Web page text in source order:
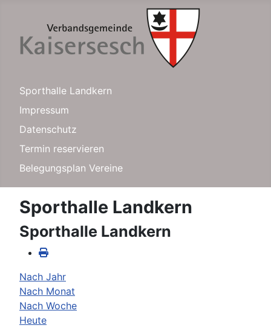
Sporthalle Landkern
Impressum
Datenschutz
Termin reservieren
Belegungsplan Vereine
Sporthalle Landkern
Sporthalle Landkern
Nach Jahr
Nach Monat
Nach Woche
Heute